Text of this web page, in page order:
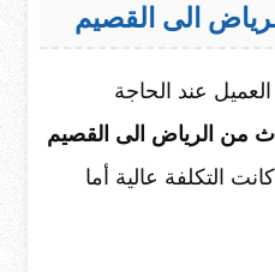
الى القصيم
عند الحاجة
من الرياض الى القصيم
التكلفة عالية أما